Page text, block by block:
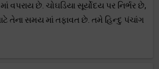
વપરાય છે. ચોઘડિયા સૂર્યોદય પર નિર્ભર છે,
તેના સમય માં તફાવત છે. તમે હિન્દુ પંચાંગ